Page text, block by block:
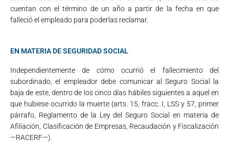
cuentan con el término de un año a partir de la fecha en que
falleció el empleado para poderlas reclamar.
EN MATERIA DE SEGURIDAD SOCIAL
Independientemente de cómo ocurrió el fallecimiento del
subordinado, el empleador debe comunicar al Seguro Social la
baja de este, dentro de los cinco días hábiles siguientes a aquel en
que hubiese ocurrido la muerte (arts. 15, fracc. I, LSS y 57, primer
párrafo, Reglamento de la Ley del Seguro Social en materia de
Afiliación, Clasificación de Empresas, Recaudación y Fiscalización
—RACERF—).